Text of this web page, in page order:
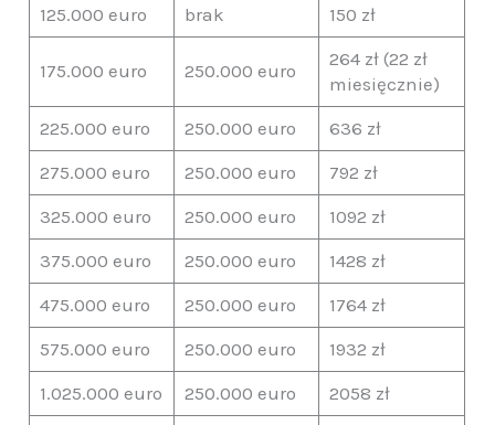
125.000 euro
brak 150 zł
175.000 euro 250.000 euro
264 zł (22 zł
miesięcznie)
225.000 euro
250.000 euro
636 zł
275.000 euro
250.000 euro
792 zł
325.000 euro
250.000 euro
1092 zł
375.000 euro
250.000 euro
1428 zł
475.000 euro
250.000 euro
1764 zł
575.000 euro
250.000 euro
1932 zł
1.025.000 euro
250.000 euro
2058 zł